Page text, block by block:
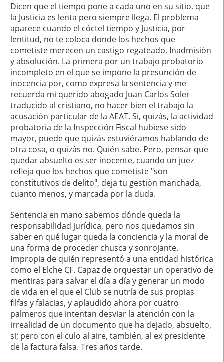
Dicen que el tiempo pone a cada uno en su sitio, que
la Justicia es lenta pero siempre llega. El problema
aparece cuando el cóctel tiempo y Justicia, por
lentitud, no te coloca donde los hechos que
cometiste merecen un castigo regateado. Inadmisión
y absolución. La primera por un trabajo probatorio
incompleto en el que se impone la presunción de
inocencia por, como expresa la sentencia y me
recuerda mi querido abogado Juan Carlos Soler
traducido al cristiano, no hacer bien el trabajo la
acusación particular de la AEAT. Si, quizás, la actividad
probatoria de la Inspección Fiscal hubiese sido
mayor, puede que quizás estuviéramos hablando de
otra cosa, o quizás no. Quién sabe. Pero, pensar que
quedar absuelto es ser inocente, cuando un juez
refleja que los hechos que cometiste "son
constitutivos de delito", deja tu gestión manchada,
cuanto menos, y marcada por la duda.
Sentencia en mano sabemos dónde queda la
responsabilidad jurídica, pero nos quedamos sin
saber en qué lugar queda la conciencia y la moral de
una forma de proceder chusca y sonrojante.
Impropia de quién representó a una entidad histórica
como el Elche CF. Capaz de orquestar un operativo de
mentiras para salvar el día a día y generar un modo
de vida en el que el Club se nutría de sus propias
filfas y falacias, y aplaudido ahora por cuatro
palmeros que intentan desviar la atención con la
irrealidad de un documento que ha dejado, absuelto,
si; pero con el culo al aire, también, al ex presidente
de la factura falsa. Tres años tarde.